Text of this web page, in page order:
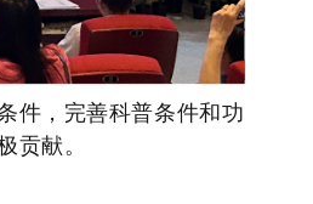
件，完善科普条件和功
贡献。